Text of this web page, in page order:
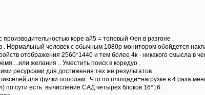
коре ай5 = топовый Фен в разгоне .
Нормальный человек с обычным 1080р монитором обойдется
отображения 2560*1440 и тем более 4к - никакого смысла в
...или желания .. Уместить поиск в коредуо .
ресурсами для достижения тех же результатов .
для фулки пополам . Что по площади=нагрузке в 4 раза
по сути есть вычисление САД четырех блоков 16*16 .